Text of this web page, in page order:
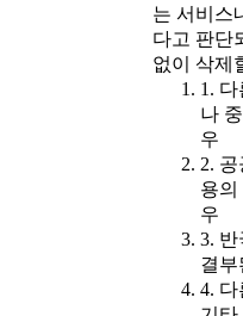
는 서비스
다고 판단
없이 삭제
1.
나
우
2.
용의
우
3.
결부
4.